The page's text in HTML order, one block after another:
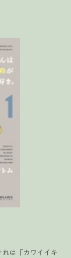
は「カワイイキ